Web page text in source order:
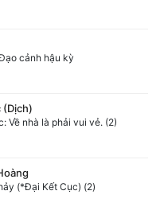
cảnh hậu kỳ
(Dịch)
Về nhà là phải vui vẻ. (2)
(*Đại Kết Cục) (2)